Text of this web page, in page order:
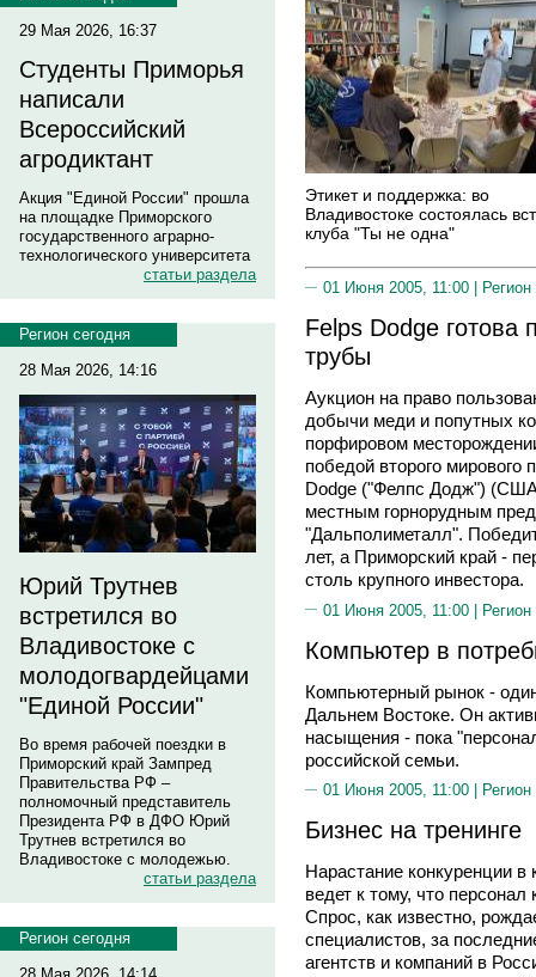
29 Мая 2026, 16:37
Студенты Приморья
написали
Всероссийский
агродиктант
Акция "Единой России" прошла
на площадке Приморского
государственного аграрно-
технологического университета
статьи раздела
Регион сегодня
28 Мая 2026, 14:16
Юрий Трутнев
встретился во
Владивостоке с
молодогвардейцами
"Единой России"
Во время рабочей поездки в
Приморский край Зампред
Правительства РФ –
полномочный представитель
Президента РФ в ДФО Юрий
Трутнев встретился во
Владивостоке с молодежью.
статьи раздела
Регион сегодня
Этикет и поддержка: во
Владивостоке состоялась
клуба "Ты не одна"
01 Июня 2005, 11:00 |
Felps Dodge готова
трубы
Аукцион на право
добычи меди и попутных
порфировом
победой второго мирового
Dodge ("Фелпс Додж")
местным горнорудным
"Дальполиметалл".
лет, а Приморский край -
столь крупного инвестора.
01 Июня 2005, 11:00 | Регион
Компьютер в
Компьютерный рынок -
Дальнем Востоке. Он
насыщения - пока
российской семьи.
01 Июня 2005, 11:00 |
Бизнес на тренинге
Нарастание конкуренции
ведет к тому, что
Спрос, как известно,
специалистов, за
агентств и компаний в